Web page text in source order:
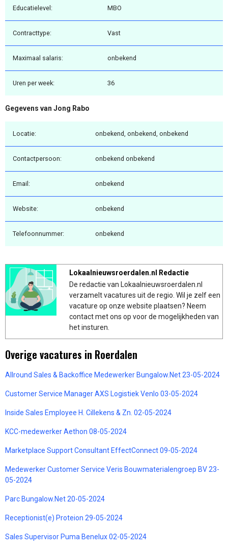
Educatielevel: MBO
Contracttype: Vast
Maximaal salaris: onbekend
Uren per week: 36
Gegevens van Jong Rabo
Locatie: onbekend, onbekend, onbekend
Contactpersoon: onbekend onbekend
Email: onbekend
Website: onbekend
Telefoonnummer: onbekend
Lokaalnieuwsroerdalen.nl Redactie
De redactie van Lokaalnieuwsroerdalen.nl
verzamelt vacatures uit de regio. Wil je zelf een
vacature op onze website plaatsen? Neem
contact met ons op voor de mogelijkheden van
het insturen.
Overige vacatures in Roerdalen
Allround Sales & Backoffice Medewerker Bungalow.Net 23-05-2024
Customer Service Manager AXS Logistiek Venlo 03-05-2024
Inside Sales Employee H. Cillekens & Zn. 02-05-2024
KCC-medewerker Aethon 08-05-2024
Marketplace Support Consultant EffectConnect 09-05-2024
Medewerker Customer Service Veris Bouwmaterialengroep BV 23-
05-2024
Parc Bungalow.Net 20-05-2024
Receptionist(e) Proteion 29-05-2024
Sales Supervisor Puma Benelux 02-05-2024